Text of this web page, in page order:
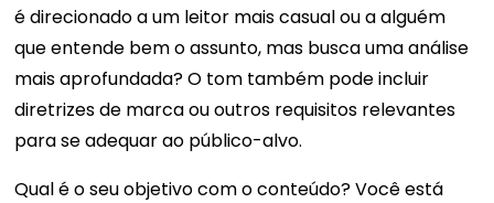
é direcionado a um leitor mais casual ou a alguém
que entende bem o assunto, mas busca uma análise
mais aprofundada? O tom também pode incluir
diretrizes de marca ou outros requisitos relevantes
para se adequar ao público-alvo.
Qual é o seu objetivo com o conteúdo? Você está